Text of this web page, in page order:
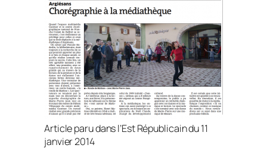
Article paru dans l’Est Républicain du 11
janvier 2014